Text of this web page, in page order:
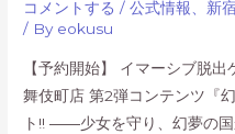
約
開
始！
コメントする /公式情報、 新
/ By eokusu
【予約開始】 イマーシブ脱
舞伎町店 第2弾コンテンツ『
ト!! ――少女を守り、幻夢の